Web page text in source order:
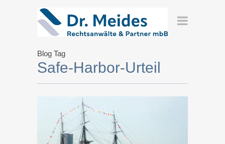
Blog Tag
Safe-Harbor-Urteil